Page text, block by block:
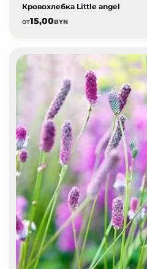
Кровохлебка Little angel
от15,00BYN